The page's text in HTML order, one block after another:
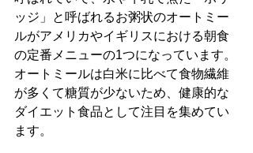
ッジ」と呼ばれるお粥状のオートミー
ルがアメリカやイギリスにおける朝食
の定番メニューの1つになっています。
オートミールは白米に比べて食物繊維
が多くて糖質が少ないため、健康的な
ダイエット食品として注目を集めてい
ます。